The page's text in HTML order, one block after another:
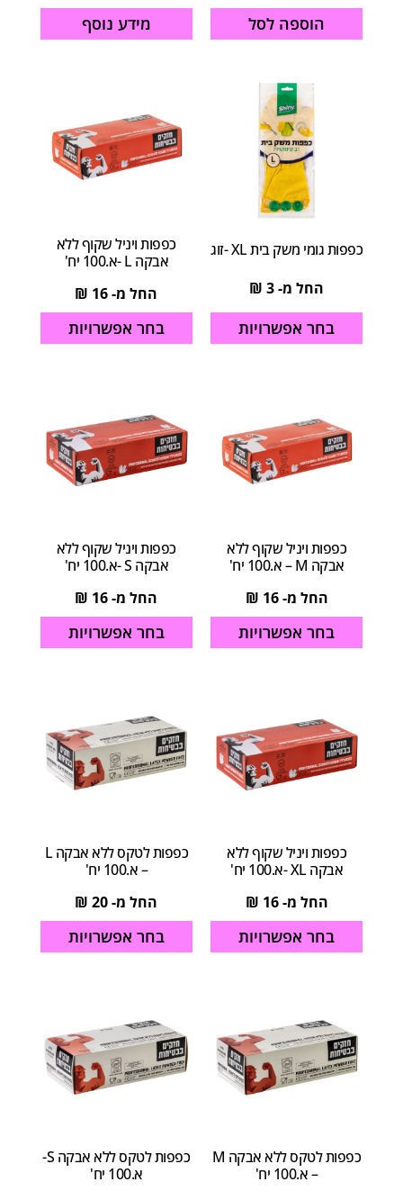
הוספה לסל מידע נוסף
כפפות גומי משק בית XL -זוג
החל מ-3
₪
בחר אפשרויות
כפפות ויניל שקוף ללא
אבקה L -א.100 יח'
החל מ-16
₪
בחר אפשרויות
כפפות ויניל שקוף ללא
אבקה M – א.100 יח'
החל מ-16
₪
בחר אפשרויות
כפפות ויניל שקוף ללא
אבקה S -א.100 יח'
החל מ-16
₪
בחר אפשרויות
כפפות ויניל שקוף ללא
אבקה XL -א.100 יח'
החל מ-16
₪
בחר אפשרויות
כפפות לטקס ללא אבקה L
– א.100 יח'
החל מ-20
₪
בחר אפשרויות
כפפות לטקס ללא אבקה M
– א.100 יח'
כפפות לטקס ללא אבקה S-
א.100 יח'